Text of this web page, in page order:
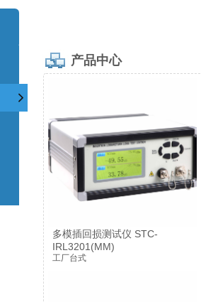
产品中心
多模插回损测试仪 STC-
IRL3201(MM)
工厂台式